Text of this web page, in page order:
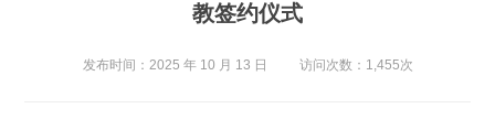
教签约仪式
发布时间：2025 年 10 月 13 日 访问次数：1,455次